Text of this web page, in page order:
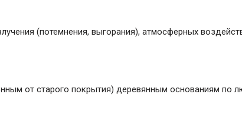
(потемнения, выгорания), атмосферных
от старого покрытия) деревянным основаниям по